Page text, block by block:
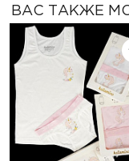
ВАС ТАКЖЕ